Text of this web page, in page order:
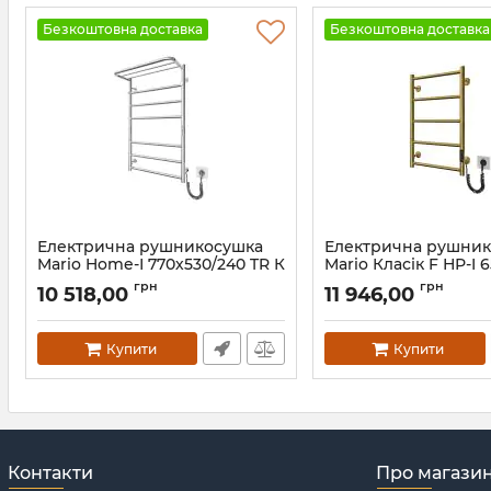
Безкоштовна доставка
Електрична рушникосушка
Mario Home-І 770х530/240 TR К
Артикул:2.3.8600.10.P-BM
10 518,00 грн
Купити
Безкоштовна доставка
Електрична
Mario Класік F НР-I
Артикул:2.3.0700.10.Р-G
11 946,00 грн
Купити
Контакти Про